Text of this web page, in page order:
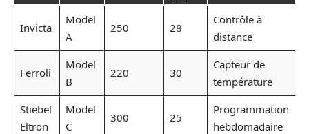
Invicta
Model
A
250 28
Contrôle à
distance
Ferroli
Model
B
220 30
Capteur de
température
Stiebel
Eltron
Model
C
300 25
Programmation
hebdomadaire